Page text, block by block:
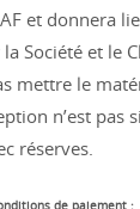
et donnera
Société et le
mettre le
n’est pas
réserves.
de paiement :